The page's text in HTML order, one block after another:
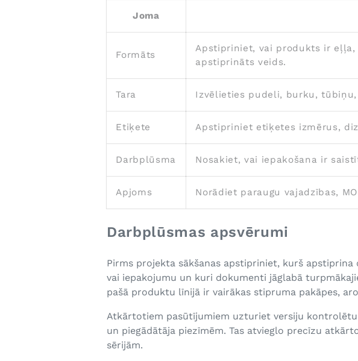
Joma
Formāts
Apstipriniet, vai produkts ir
apstiprināts veids.
Tara Izvēlieties pudeli, burku,
Etiķete Apstipriniet etiķetes izmērus,
Darbplūsma Nosakiet, vai iepakošana ir
Apjoms Norādiet paraugu vajadzības,
Darbplūsmas apsvērumi
Pirms projekta sākšanas apstipriniet, kurš
vai iepakojumu un kuri dokumenti jāglabā
pašā produktu līnijā ir vairākas stipruma pakāpes,
Atkārtotiem pasūtījumiem uzturiet versiju
un piegādātāja piezīmēm. Tas atvieglo precīzu
sērijām.